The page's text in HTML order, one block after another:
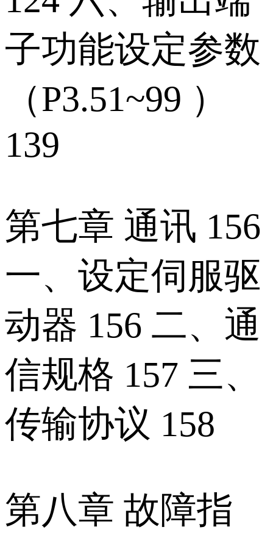
子功能设定参数
（P3.51~99 ）
139
第七章 通讯 156
一、设定伺服驱
动器 156 二、通
信规格 157 三、
传输协议 158
第八章 故障指